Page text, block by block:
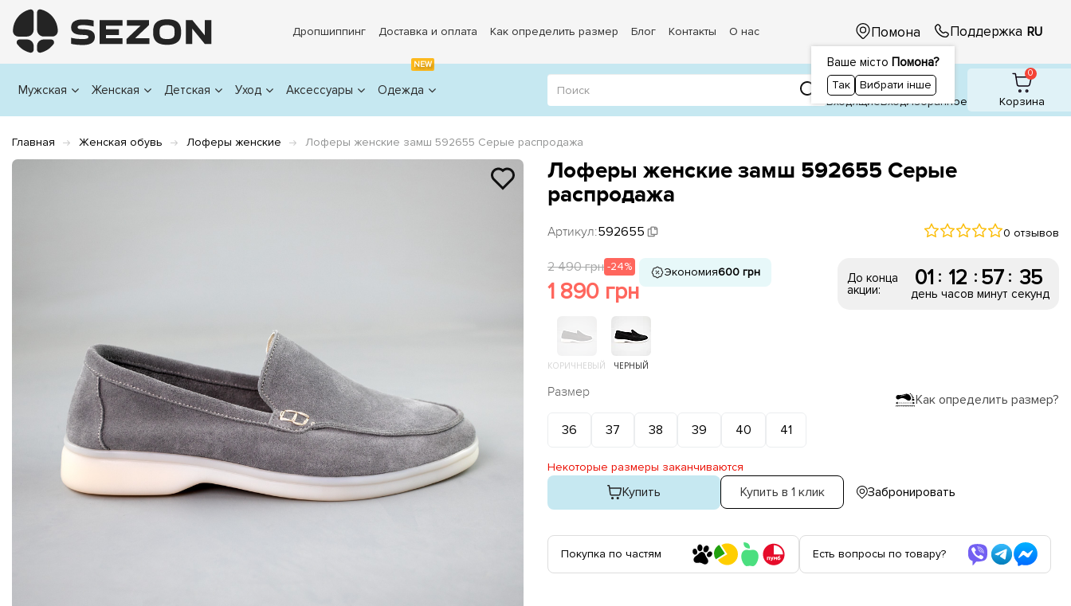
Дропшиппинг Доставка и оплата Как определить размер Блог Контакты О нас Помона
Ваше місто Помона?
Так Вибрати інше
Поддержка RU
Мужская Женская Детская Уход Аксессуары
NEW
Одежда
1
ВходящиеВходИзбранное
0
Корзина
Главная Женская обувь Лоферы женские Лоферы женские замш 592655 Серые распродажа
Лоферы женские замш 592655 Серые
распродажа
Артикул:592655 0 отзывов
2 490 грн -24%
1 890 грн
Экономия600 грн
До конца
акции:
01
день
: 12
часов
: 57
минут
: 34
секунд
КОРИЧНЕВЫЙ ЧЕРНЫЙ
Как определить размер?
Размер
36 37 38 39 40 41
Некоторые размеры заканчиваются
Купить Купить в 1 клик Забронировать
Покупка по частям Есть вопросы по товару?